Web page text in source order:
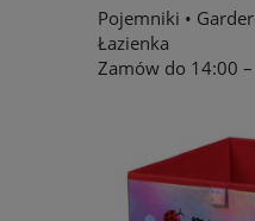
Pojemniki •
Łazienka
Zamów do 14:00